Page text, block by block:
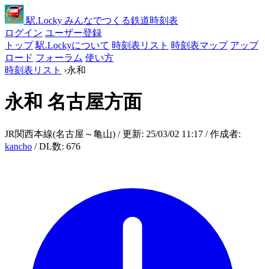
駅.Locky みんなでつくる鉄道時刻表
ログイン ユーザー登録
トップ 駅.Lockyについて 時刻表リスト 時刻表マップ アップ
ロード フォーラム 使い方
時刻表リスト ›永和
永和 名古屋方面
JR関西本線(名古屋～亀山) / 更新: 25/03/02 11:17 / 作成者:
kancho / DL数: 676